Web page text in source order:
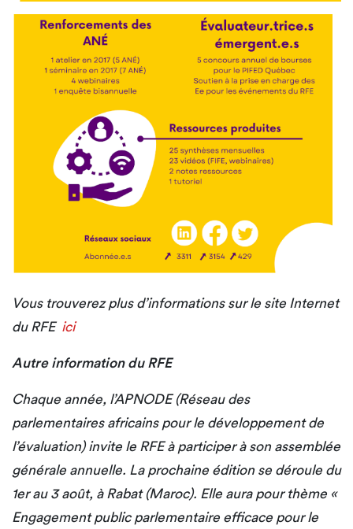
Vous trouverez plus d’informations sur le site Internet
du RFE ici
Autre information du RFE
Chaque année, l’APNODE (Réseau des
parlementaires africains pour le développement de
l’évaluation) invite le RFE à participer à son assemblée
générale annuelle. La prochaine édition se déroule du
1er au 3 août, à Rabat (Maroc). Elle aura pour thème «
Engagement public parlementaire efficace pour le